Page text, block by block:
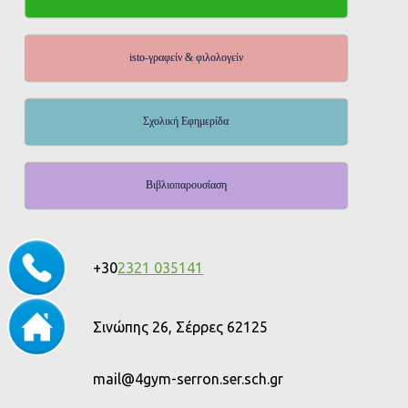
isto-γραφείν & φιλολογείν
Σχολική Εφημερίδα
Βιβλιοπαρουσίαση
+302321 035141
Σινώπης 26, Σέρρες 62125
mail@4gym-serron.ser.sch.gr